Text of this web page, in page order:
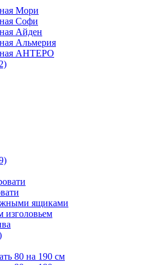
Мори
Софи
Айден
Альмерия
АНТЕРО
ящиками
изголовьем
80 на 190 см